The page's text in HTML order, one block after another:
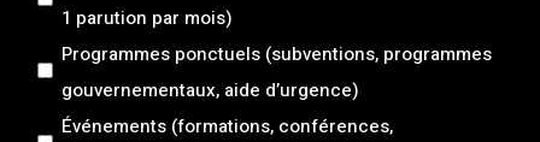
1 parution par mois)
Programmes ponctuels (subventions, programmes
gouvernementaux, aide d’urgence)
Événements (formations, conférences,